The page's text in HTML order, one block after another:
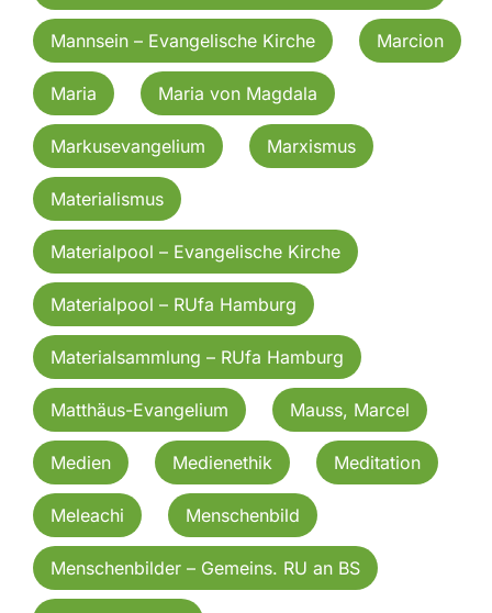
Mannsein – Evangelische Kirche Marcion
Maria Maria von Magdala
Markusevangelium Marxismus
Materialismus
Materialpool – Evangelische Kirche
Materialpool – RUfa Hamburg
Materialsammlung – RUfa Hamburg
Matthäus-Evangelium Mauss, Marcel
Medien Medienethik Meditation
Meleachi Menschenbild
Menschenbilder – Gemeins. RU an BS